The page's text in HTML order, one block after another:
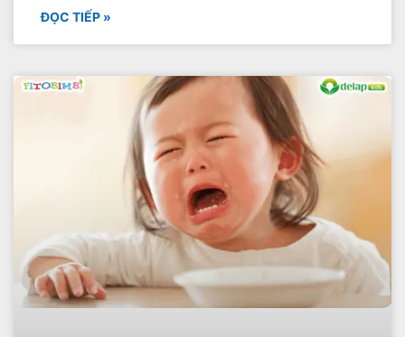
ĐỌC TIẾP »